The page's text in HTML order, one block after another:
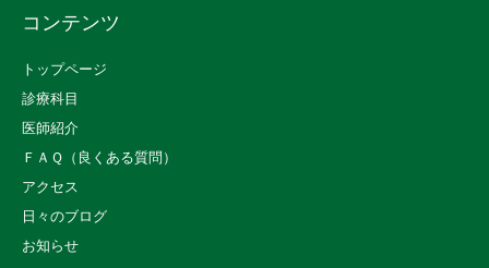
コンテンツ
トップページ
診療科目
医師紹介
ＦＡＱ（良くある質問）
アクセス
日々のブログ
お知らせ